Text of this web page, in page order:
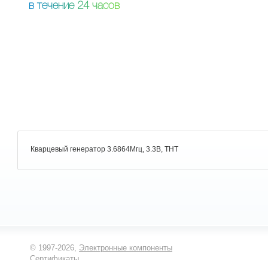
в течение 24 часов
Кварцевый генератор 3.6864Мгц, 3.3В, THT
© 1997-2026, Электронные компоненты